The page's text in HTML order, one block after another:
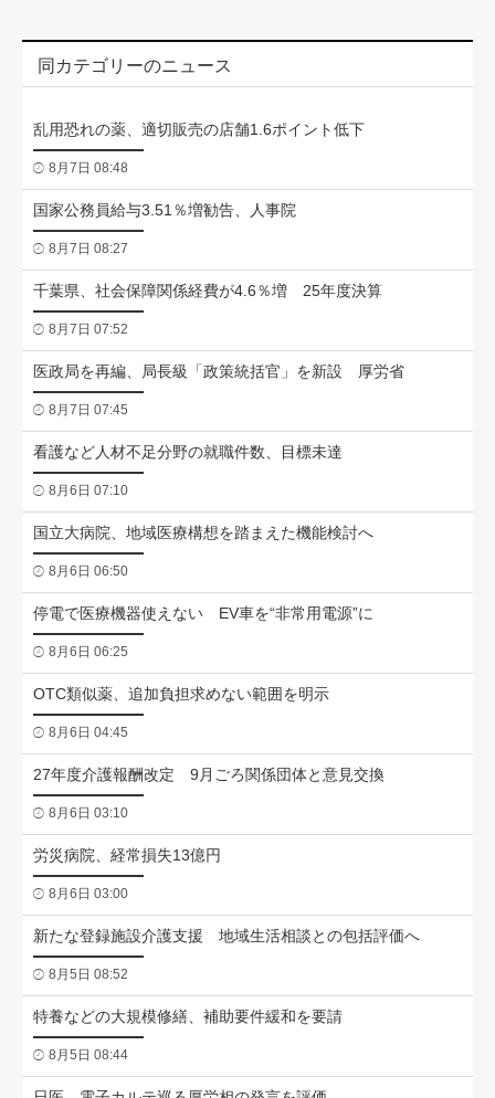
同カテゴリーのニュース
乱用恐れの薬、適切販売の店舗1.6ポイント低下
8月7日 08:48
国家公務員給与3.51％増勧告、人事院
8月7日 08:27
千葉県、社会保障関係経費が4.6％増 25年度決算
8月7日 07:52
医政局を再編、局長級「政策統括官」を新設 厚労省
8月7日 07:45
看護など人材不足分野の就職件数、目標未達
8月6日 07:10
国立大病院、地域医療構想を踏まえた機能検討へ
8月6日 06:50
停電で医療機器使えない EV車を“非常用電源”に
8月6日 06:25
OTC類似薬、追加負担求めない範囲を明示
8月6日 04:45
27年度介護報酬改定 9月ごろ関係団体と意見交換
8月6日 03:10
労災病院、経常損失13億円
8月6日 03:00
新たな登録施設介護支援 地域生活相談との包括評価へ
8月5日 08:52
特養などの大規模修繕、補助要件緩和を要請
8月5日 08:44